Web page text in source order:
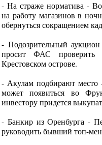
- На страже норматива -
на работу магазинов в
обернуться сокращением
- Подозрительный
просит ФАС проверить
Крестовском острове.
- Акулам подбирают
может появиться во
инвестору придется
- Банкир из Оренбурга -
руководить бывший топ-